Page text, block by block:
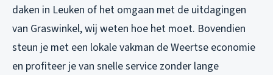
daken in Leuken of het omgaan met de uitdagingen
van Graswinkel, wij weten hoe het moet. Bovendien
steun je met een lokale vakman de Weertse economie
en profiteer je van snelle service zonder lange